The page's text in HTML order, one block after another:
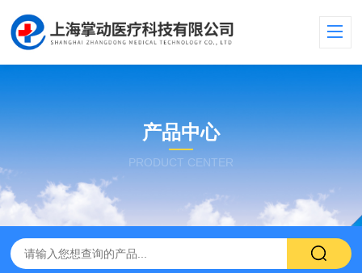
产品中心
PRODUCT CENTER